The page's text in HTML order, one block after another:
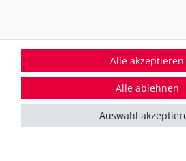
in Kooperation mit
Alle akzeptieren
Alle ablehnen
Auswahl